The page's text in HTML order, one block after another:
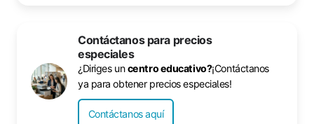
Contáctanos para precios
especiales
¿Diriges uncentro educativo?¡Contáctanos
ya para obtener precios especiales!
Contáctanos aquí